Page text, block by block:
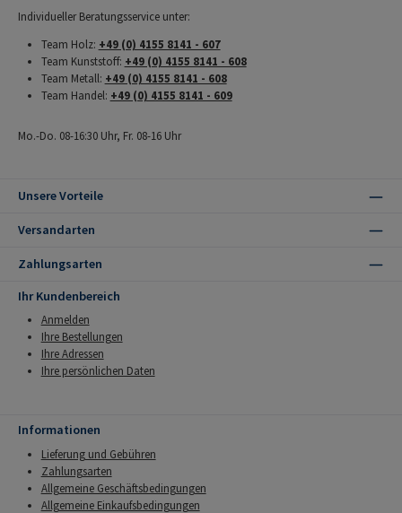
Individueller Beratungsservice unter:
Team Holz: +49 (0) 4155 8141 - 607
Team Kunststoff: +49 (0) 4155 8141 - 608
Team Metall: +49 (0) 4155 8141 - 608
Team Handel: +49 (0) 4155 8141 - 609
Mo.-Do. 08-16:30 Uhr, Fr. 08-16 Uhr
Unsere Vorteile
Versandarten
Zahlungsarten
Ihr Kundenbereich
Anmelden
Ihre Bestellungen
Ihre Adressen
Ihre persönlichen Daten
Informationen
Lieferung und Gebühren
Zahlungsarten
Allgemeine Geschäftsbedingungen
Allgemeine Einkaufsbedingungen